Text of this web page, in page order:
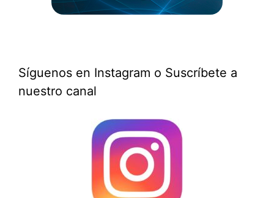
Síguenos en Instagram o Suscríbete a
nuestro canal